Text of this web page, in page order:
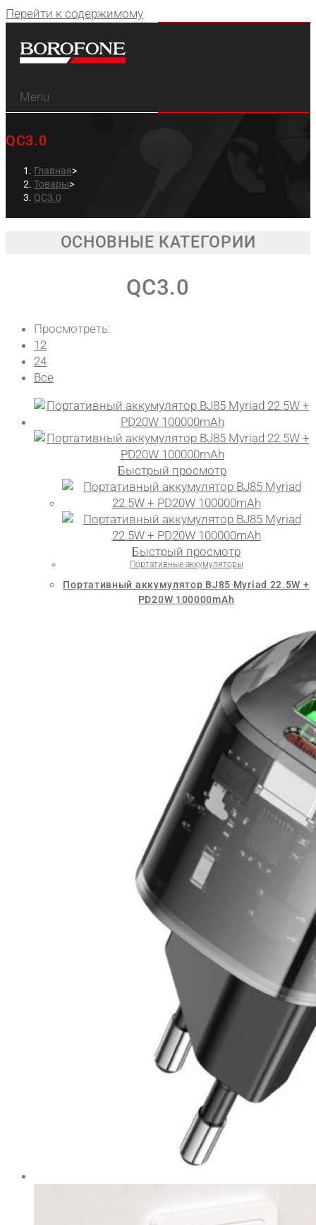
Перейти к содержимому
Menu
QC3.0
Главная>
Товары>
QC3.0
ОСНОВНЫЕ КАТЕГОРИИ
QC3.0
Просмотреть:
12
24
Все
Быстрый просмотр
Быстрый просмотр
Портативные аккумуляторы
Портативный аккумулятор BJ85 Myriad 22.5W +
PD20W 100000mAh